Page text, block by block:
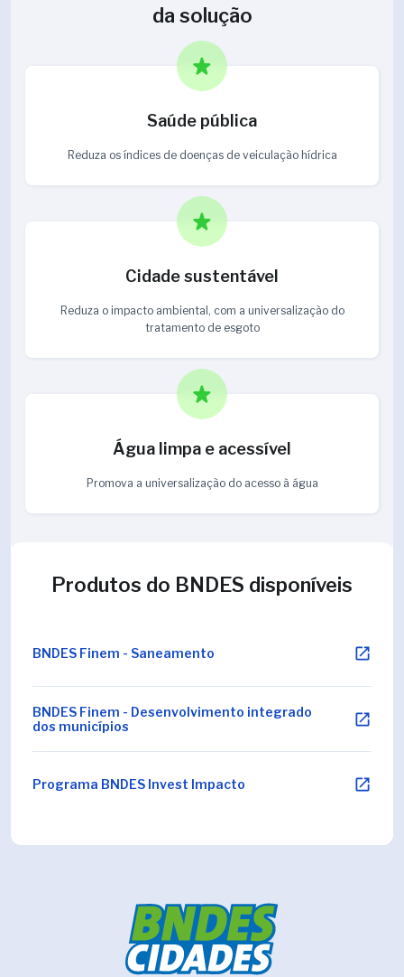
da solução
Saúde pública
Reduza os índices de doenças de veiculação hídrica
Cidade sustentável
Reduza o impacto ambiental, com a universalização do
tratamento de esgoto
Água limpa e acessível
Promova a universalização do acesso à água
Produtos do BNDES disponíveis
BNDES Finem - Saneamento
BNDES Finem - Desenvolvimento integrado
dos municípios
Programa BNDES Invest Impacto